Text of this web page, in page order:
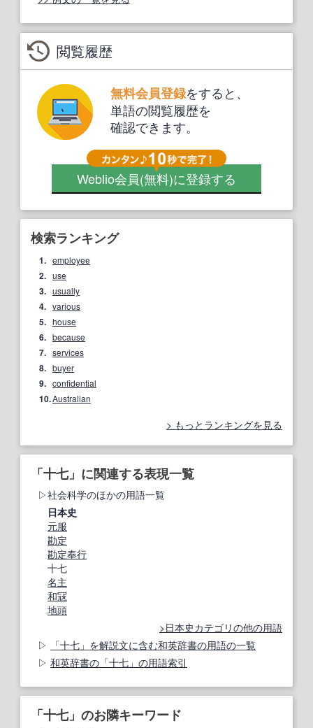
閲覧履歴
無料会員登録をすると、
単語の閲覧履歴を
確認できます。
Weblio会員(無料)に登録する
検索ランキング
1. employee
2. use
3. usually
4. various
5. house
6. because
7. services
8. buyer
9. confidential
10.Australian
もっとランキングを見る
「十七」に関連する表現一覧
社会科学のほかの用語一覧
日本史
元服
勘定
勘定奉行
十七
名主
和冦
地頭
日本史カテゴリの他の用語
「十七」を解説文に含む和英辞書の用語の一覧
和英辞書の「十七」の用語索引
「十七」のお隣キーワード